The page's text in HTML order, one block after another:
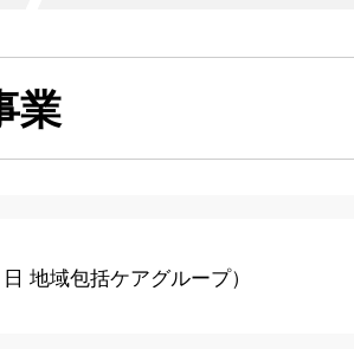
業
地域包括ケアグループ）